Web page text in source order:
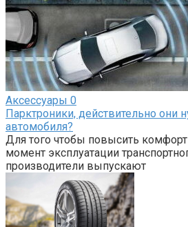
Аксессуары 0
Парктроники, действительно они
автомобиля?
Для того чтобы повысить комфорт
момент эксплуатации
производители выпускают